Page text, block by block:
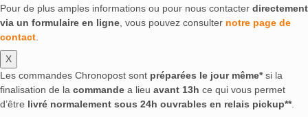
Pour de plus amples informations ou pour nous contacter directement
via un formulaire en ligne , vous pouvez consulter notre page de
contact
X
Les commandes Chronopost sont préparées le jour même*si la
finalisation de la commande a lieu avant 13h ce qui vous permet
d’être livré normalement sous 24h ouvrables en relais pickup**.